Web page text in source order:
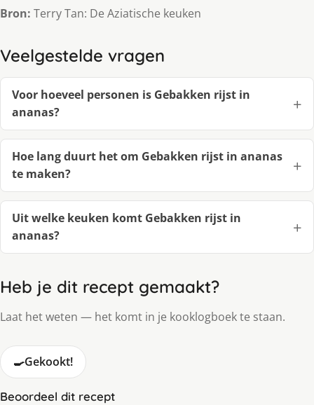
Bron: Terry Tan: De Aziatische keuken
Veelgestelde vragen
Voor hoeveel personen is Gebakken rijst in
ananas?
Hoe lang duurt het om Gebakken rijst in ananas
te maken?
Uit welke keuken komt Gebakken rijst in
ananas?
Heb je dit recept gemaakt?
Laat het weten — het komt in je kooklogboek te staan.
🍳Gekookt!
Beoordeel dit recept